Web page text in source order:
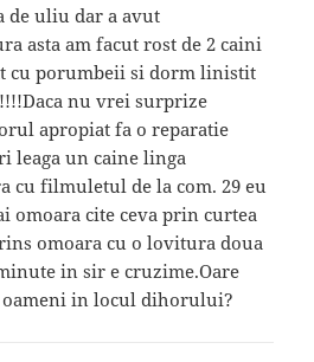
de uliu dar a avut
asta am facut rost de 2 caini
cu porumbeii si dorm linistit
nu vrei surprize
apropiat fa o reparatie
leaga un caine linga
cu filmuletul de la com. 29 eu
omoara cite ceva prin curtea
omoara cu o lovitura doua
in sir e cruzime.Oare
in locul dihorului?